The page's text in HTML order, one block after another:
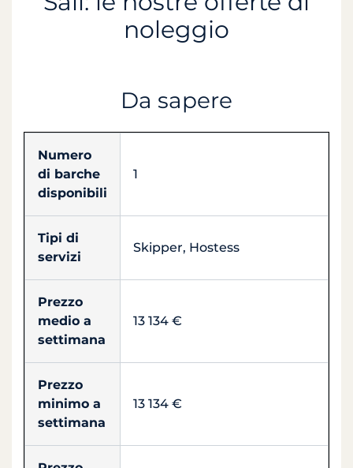
noleggio
Da sapere
Numero
di barche
disponibili
1
Tipi di
servizi
Skipper, Hostess
Prezzo
medio a
settimana
13 134 €
Prezzo
minimo a
settimana
13 134 €